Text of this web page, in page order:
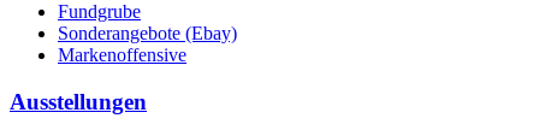
Fundgrube
Sonderangebote (Ebay)
Markenoffensive
Ausstellungen